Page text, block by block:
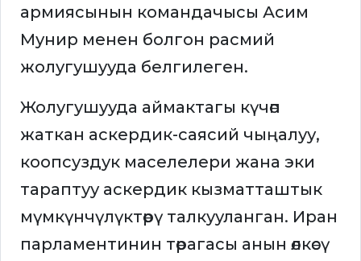
армиясынын командачысы Асим
Мунир менен болгон расмий
жолугушууда белгилеген.
Жолугушууда аймактагы күчөп
жаткан аскердик-саясий чыңалуу,
коопсуздук маселелери жана эки
тараптуу аскердик кызматташтык
мүмкүнчүлүктөрү талкууланган. Иран
парламентинин төрагасы анын өлкөсү